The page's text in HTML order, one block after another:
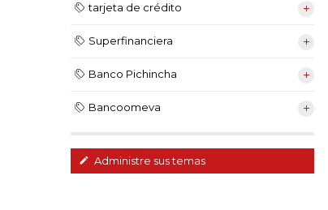
tarjeta de crédito
Superfinanciera
Banco Pichincha
Bancoomeva
Administre sus temas